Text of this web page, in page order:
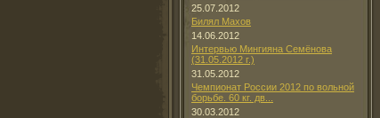
25.07.2012
Билял Махов
14.06.2012
Интервью Мингияна Семёнова
(31.05.2012 г.)
31.05.2012
Чемпионат России 2012 по вольной
борьбе. 60 кг. дв...
30.03.2012